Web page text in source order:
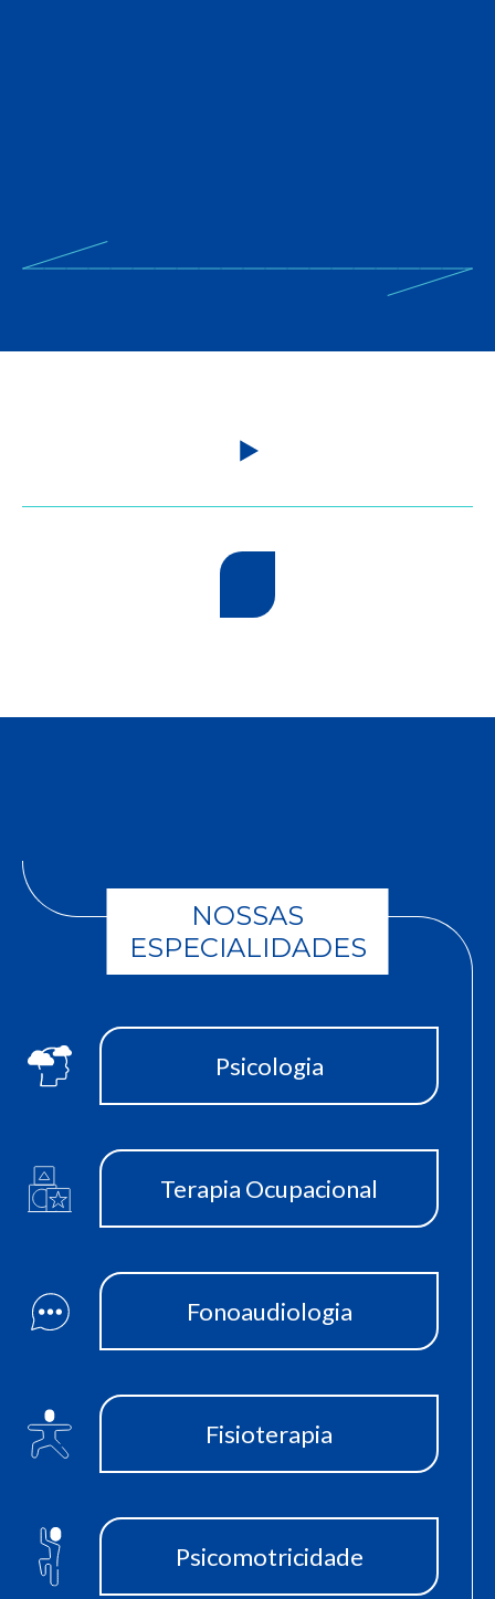
NOSSAS
ESPECIALIDADES
Psicologia
Terapia Ocupacional
Fonoaudiologia
Fisioterapia
Psicomotricidade